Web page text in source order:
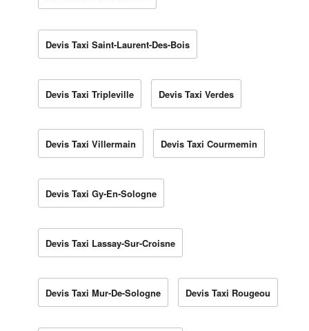
Devis Taxi Saint-Laurent-Des-Bois
Devis Taxi Tripleville Devis Taxi Verdes
Devis Taxi Villermain Devis Taxi Courmemin
Devis Taxi Gy-En-Sologne
Devis Taxi Lassay-Sur-Croisne
Devis Taxi Mur-De-Sologne Devis Taxi Rougeou